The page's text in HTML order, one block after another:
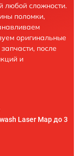
любой сложности.
поломки,
оригинальные
после
и
Laser Map до 3